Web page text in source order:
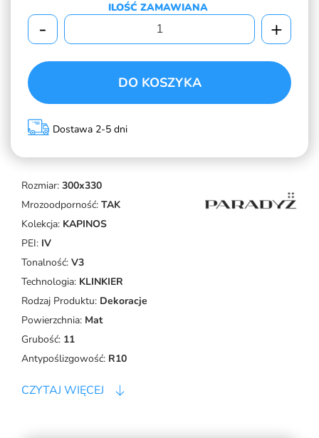
Rozmiar: 300x330
Mrozoodporność: TAK
Kolekcja: KAPINOS
PEI: IV
Tonalność: V3
Technologia: KLINKIER
Rodzaj Produktu: Dekoracje
Powierzchnia: Mat
Grubość: 11
Antypoślizgowość: R10
CZYTAJ WIĘCEJ
ILOŚĆ ZAMAWIANA
- +
DO KOSZYKA
Dostawa 2-5 dni